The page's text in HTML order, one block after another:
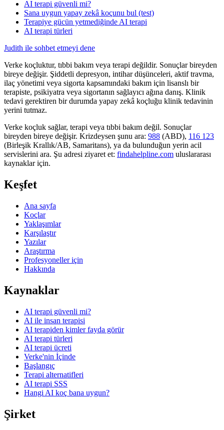
AI terapi güvenli mi?
Sana uygun yapay zekâ koçunu bul (test)
Terapiye gücün yetmediğinde AI terapi
AI terapi türleri
Judith ile sohbet etmeyi dene
Verke koçluktur, tıbbi bakım veya terapi değildir. Sonuçlar bireyden
bireye değişir. Şiddetli depresyon, intihar düşünceleri, aktif travma,
ilaç yönetimi veya sigorta kapsamındaki bakım için lisanslı bir
terapiste, psikiyatra veya sigortanın sağlayıcı ağına danış. Klinik
tedavi gerektiren bir durumda yapay zekâ koçluğu klinik tedavinin
yerini tutmaz.
Verke koçluk sağlar, terapi veya tıbbi bakım değil. Sonuçlar
bireyden bireye değişir. Krizdeysen şunu ara: 988 (ABD), 116 123
(Birleşik Krallık/AB, Samaritans), ya da bulunduğun yerin acil
servislerini ara. Şu adresi ziyaret et: findahelpline.com uluslararası
kaynaklar için.
Keşfet
Ana sayfa
Koçlar
Yaklaşımlar
Karşılaştır
Yazılar
Araştırma
Profesyoneller için
Hakkında
Kaynaklar
AI terapi güvenli mi?
AI ile insan terapisi
AI terapiden kimler fayda görür
AI terapi türleri
AI terapi ücreti
Verke'nin İçinde
Başlangıç
Terapi alternatifleri
AI terapi SSS
Hangi AI koç bana uygun?
Şirket